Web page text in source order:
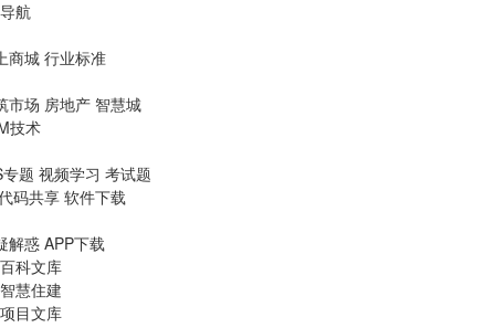
导航
商城 行业标准
市场 房地产 智慧城
技术
题 视频学习 考试题
码共享 软件下载
解惑 APP下载
百科文库
智慧住建
项目文库